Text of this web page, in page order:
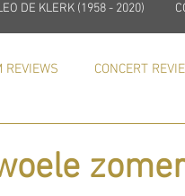
DE KLERK (1958 - 2020)
REVIEWS CONCERT